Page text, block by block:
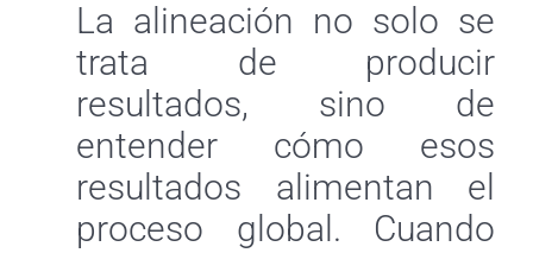
La alineación no solo se
trata de producir
resultados, sino de
entender cómo esos
resultados alimentan el
proceso global. Cuando